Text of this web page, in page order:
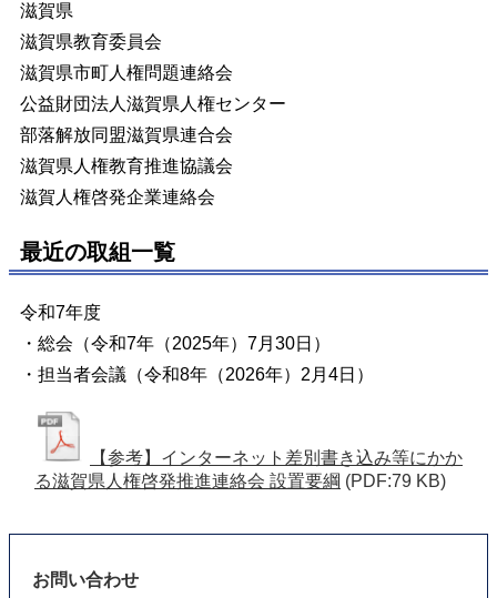
滋賀県
滋賀県教育委員会
滋賀県市町人権問題連絡会
公益財団法人滋賀県人権センター
部落解放同盟滋賀県連合会
滋賀県人権教育推進協議会
滋賀人権啓発企業連絡会
最近の取組一覧
令和7年度
・総会（令和7年（2025年）7月30日）
・担当者会議（令和8年（2026年）2月4日）
【参考】インターネット差別書き込み等にかか
る滋賀県人権啓発推進連絡会 設置要綱 (PDF:79 KB)
お問い合わせ